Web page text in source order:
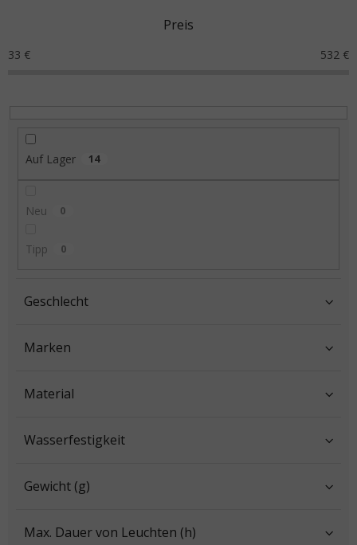
Preis
33 € 532 €
Auf Lager 14
Neu 0
Tipp 0
Marken
Geschlecht
Material
Wasserfestigkeit
Gewicht (g)
Max. Dauer von Leuchten (h)